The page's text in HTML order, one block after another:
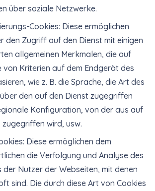
über soziale Netzwerke.
Cookies: Diese ermöglichen
den Zugriff auf den Dienst mit einigen
allgemeinen Merkmalen, die auf
von Kriterien auf dem Endgerät des
wie z. B. die Sprache, die Art des
den auf den Dienst zugegriffen
Konfiguration, von der aus auf
zugegriffen wird, usw.
Diese ermöglichen dem
die Verfolgung und Analyse des
der Nutzer der Webseiten, mit denen
sind. Die durch diese Art von Cookies